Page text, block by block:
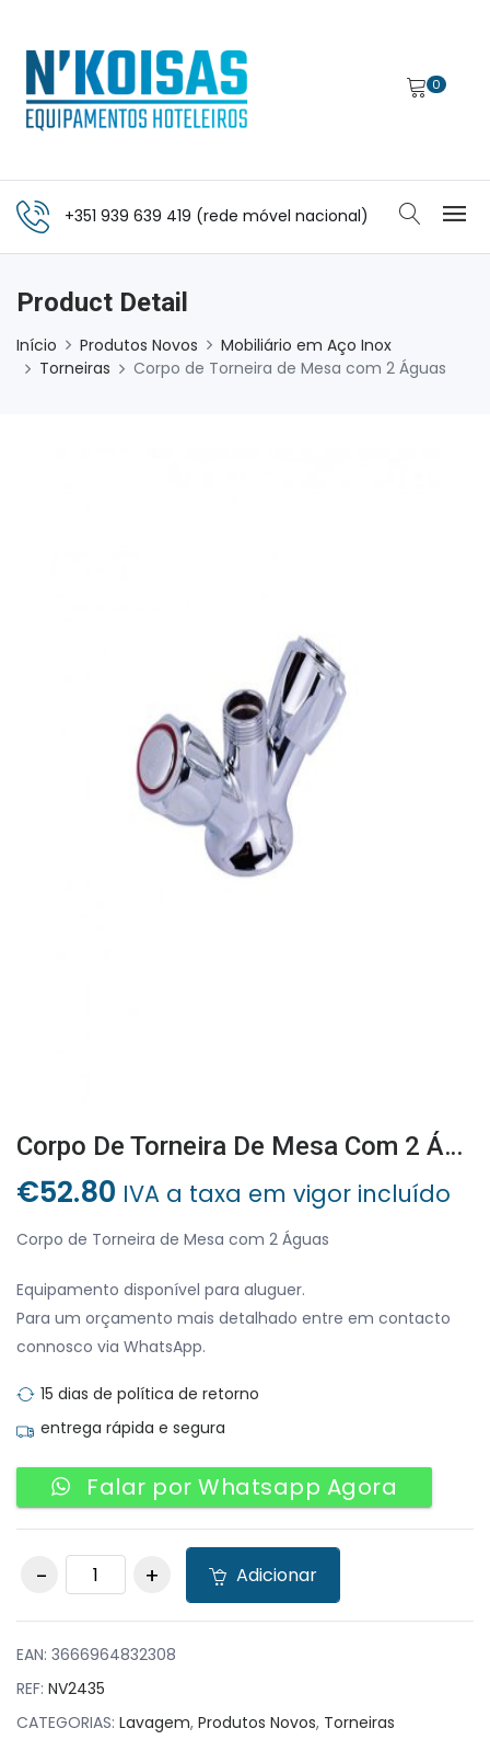
0
+351 939 639 419 (rede móvel nacional)
Product Detail
Início Produtos Novos
Mobiliário em Aço Inox
Torneiras
Corpo de Torneira de Mesa com 2 Águas
Corpo De Torneira De Mesa Com 2 Águas
€52.80 IVA a taxa em vigor incluído
Corpo de Torneira de Mesa com 2 Águas
Equipamento disponível para aluguer.
Para um orçamento mais detalhado entre em contacto
connosco via WhatsApp.
15 dias de política de retorno
entrega rápida e segura
Falar por Whatsapp Agora
Corpo de Torneira
de Mesa com 2
Adicionar
EAN: 3666964832308
REF: NV2435
CATEGORIAS: Lavagem, Produtos Novos, Torneiras